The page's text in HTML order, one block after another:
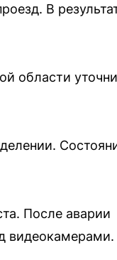
В
области
После аварии